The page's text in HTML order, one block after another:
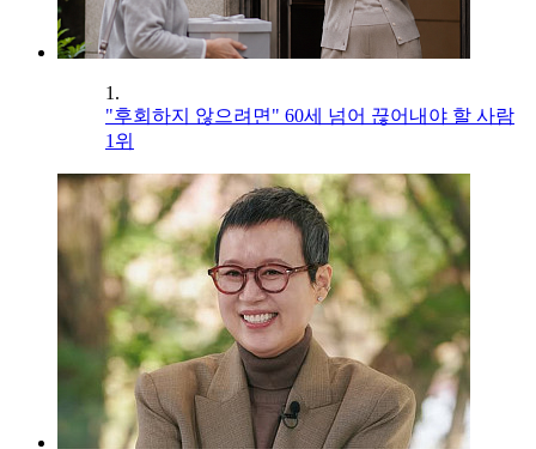
1.
"후회하지 않으려면" 60세 넘어 끊어내야 할 사람
1위